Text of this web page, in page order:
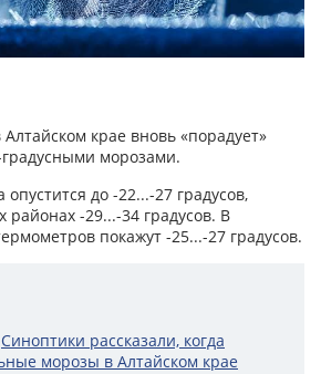
крае вновь «порадует»
морозами.
до -22...-27 градусов,
районах -29...-34 градусов. В
покажут -25...-27 градусов.
Синоптики рассказали, когда
морозы в Алтайском крае